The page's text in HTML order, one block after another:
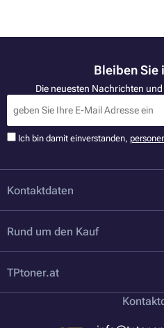
Bleiben Sie
Die neuesten Nachrichten
Ich bin damit einverstanden,
Kontaktdaten
Rund um den Kauf
TPtoner.at